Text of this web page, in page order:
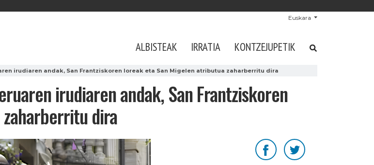
Euskara
ALBISTEAK IRRATIA KONTZEJUPETIK
irudiaren andak, San Frantziskoren loreak eta San Migelen atributua zaharberritu dira
irudiaren andak, San Frantziskoren
dira